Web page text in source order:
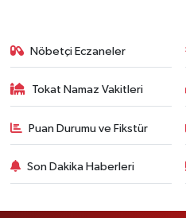
Nöbetçi Eczaneler
Tokat Namaz Vakitleri
Puan Durumu ve Fikstür
Son Dakika Haberleri